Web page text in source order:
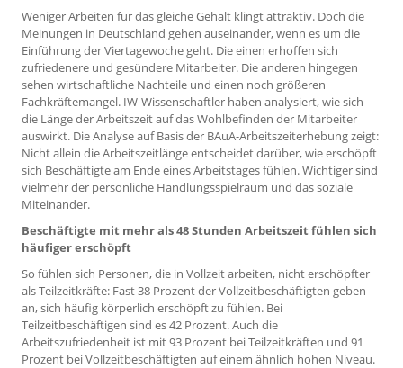
Weniger Arbeiten für das gleiche Gehalt klingt attraktiv. Doch die
Meinungen in Deutschland gehen auseinander, wenn es um die
Einführung der Viertagewoche geht. Die einen erhoffen sich
zufriedenere und gesündere Mitarbeiter. Die anderen hingegen
sehen wirtschaftliche Nachteile und einen noch größeren
Fachkräftemangel. IW-Wissenschaftler haben analysiert, wie sich
die Länge der Arbeitszeit auf das Wohlbefinden der Mitarbeiter
auswirkt. Die Analyse auf Basis der BAuA-Arbeitszeiterhebung zeigt:
Nicht allein die Arbeitszeitlänge entscheidet darüber, wie erschöpft
sich Beschäftigte am Ende eines Arbeitstages fühlen. Wichtiger sind
vielmehr der persönliche Handlungsspielraum und das soziale
Miteinander.
Beschäftigte mit mehr als 48 Stunden Arbeitszeit fühlen sich
häufiger erschöpft
So fühlen sich Personen, die in Vollzeit arbeiten, nicht erschöpfter
als Teilzeitkräfte: Fast 38 Prozent der Vollzeitbeschäftigten geben
an, sich häufig körperlich erschöpft zu fühlen. Bei
Teilzeitbeschäftigen sind es 42 Prozent. Auch die
Arbeitszufriedenheit ist mit 93 Prozent bei Teilzeitkräften und 91
Prozent bei Vollzeitbeschäftigten auf einem ähnlich hohen Niveau.